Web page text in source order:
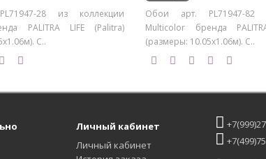
28 из коллекции
PALITRA LIFE (Palitra)
С..
Обои арт. PL71947-82
Multicolor бренда
(размеры: 10.05х1.06м). С..
Личный кабинет
Личный кабинет